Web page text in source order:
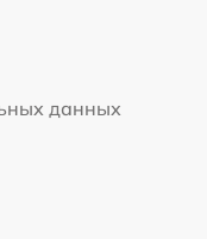
данных